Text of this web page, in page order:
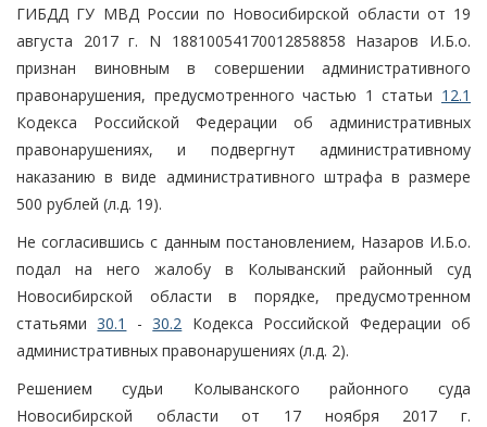
ГИБДД ГУ МВД России по Новосибирской области от 19
августа 2017 г. N 18810054170012858858 Назаров И.Б.о.
признан виновным в совершении административного
правонарушения, предусмотренного частью 1 статьи 12.1
Кодекса Российской Федерации об административных
правонарушениях, и подвергнут административному
наказанию в виде административного штрафа в размере
500 рублей (л.д. 19).
Не согласившись с данным постановлением, Назаров И.Б.о.
подал на него жалобу в Колыванский районный суд
Новосибирской области в порядке, предусмотренном
статьями30.1 -30.2 Кодекса Российской Федерации об
административных правонарушениях (л.д. 2).
Решением судьи Колыванского районного суда
Новосибирской области от 17 ноября 2017 г.